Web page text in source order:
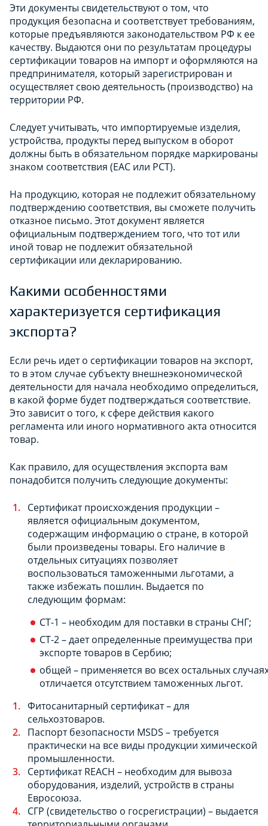
Эти документы свидетельствуют о том, что
продукция безопасна и соответствует требованиям,
которые предъявляются законодательством РФ к ее
качеству. Выдаются они по результатам процедуры
сертификации товаров на импорт и оформляются на
предпринимателя, который зарегистрирован и
осуществляет свою деятельность (производство) на
территории РФ.
Следует учитывать, что импортируемые изделия,
устройства, продукты перед выпуском в оборот
должны быть в обязательном порядке маркированы
знаком соответствия (ЕАС или РСТ).
На продукцию, которая не подлежит обязательному
подтверждению соответствия, вы сможете получить
отказное письмо. Этот документ является
официальным подтверждением того, что тот или
иной товар не подлежит обязательной
сертификации или декларированию.
Какими особенностями
характеризуется сертификация
экспорта?
Если речь идет о сертификации товаров на экспорт,
то в этом случае субъекту внешнеэкономической
деятельности для начала необходимо определиться,
в какой форме будет подтверждаться соответствие.
Это зависит о того, к сфере действия какого
регламента или иного нормативного акта относится
товар.
Как правило, для осуществления экспорта вам
понадобится получить следующие документы:
Сертификат происхождения продукции –
является официальным документом,
содержащим информацию о стране, в которой
были произведены товары. Его наличие в
отдельных ситуациях позволяет
воспользоваться таможенными льготами, а
также избежать пошлин. Выдается по
следующим формам:
СТ-1 – необходим для поставки в страны СНГ;
СТ-2 – дает определенные преимущества при
экспорте товаров в Сербию;
общей – применяется во всех остальных
отличается отсутствием таможенных льгот.
Фитосанитарный сертификат – для
сельхозтоваров.
Паспорт безопасности MSDS – требуется
практически на все виды продукции химической
промышленности.
Сертификат REACH – необходим для вывоза
оборудования, изделий, устройств в страны
Евросоюза.
СГР (свидетельство о госрегистрации) – выдается